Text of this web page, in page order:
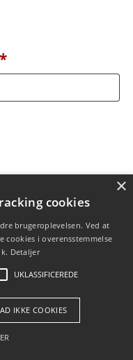
*Påkrævet
Betingelser
×
cookies
brugeroplevelsen. Ved at
cookies i overensstemmelse
Detaljer
UKLASSIFICEREDE
IKKE COOKIES